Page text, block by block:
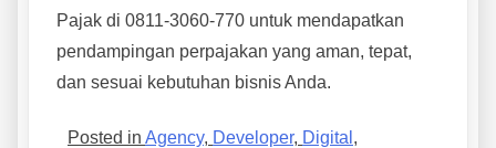
Pajak di 0811-3060-770 untuk mendapatkan
pendampingan perpajakan yang aman, tepat,
dan sesuai kebutuhan bisnis Anda.
Posted in Agency, Developer, Digital ,